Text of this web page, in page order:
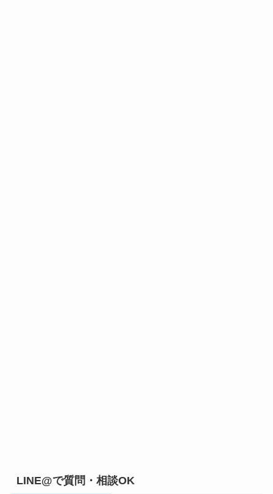
LINE@で質問・相談OK